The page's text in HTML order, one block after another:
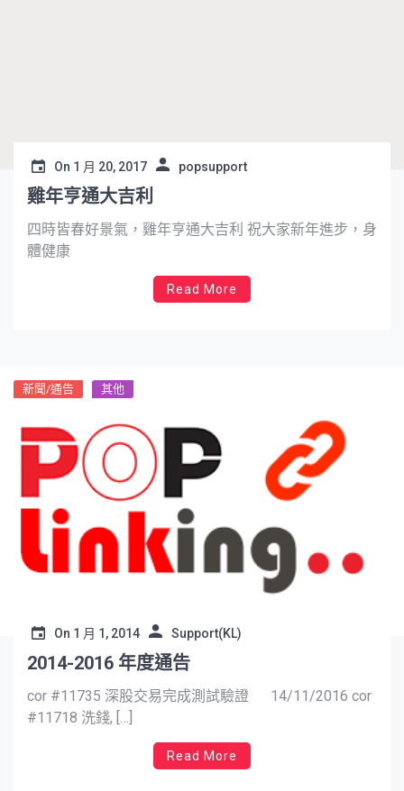
On 1 月 20, 2017 popsupport
雞年亨通大吉利
四時皆春好景氣，雞年亨通大吉利 祝大家新年進步，身
體健康
Read More
新聞/通告 其他
On 1 月 1, 2014 Support(KL)
2014-2016 年度通告
cor #11735 深股交易完成測試驗證 14/11/2016 cor
#11718 洗錢, […]
Read More